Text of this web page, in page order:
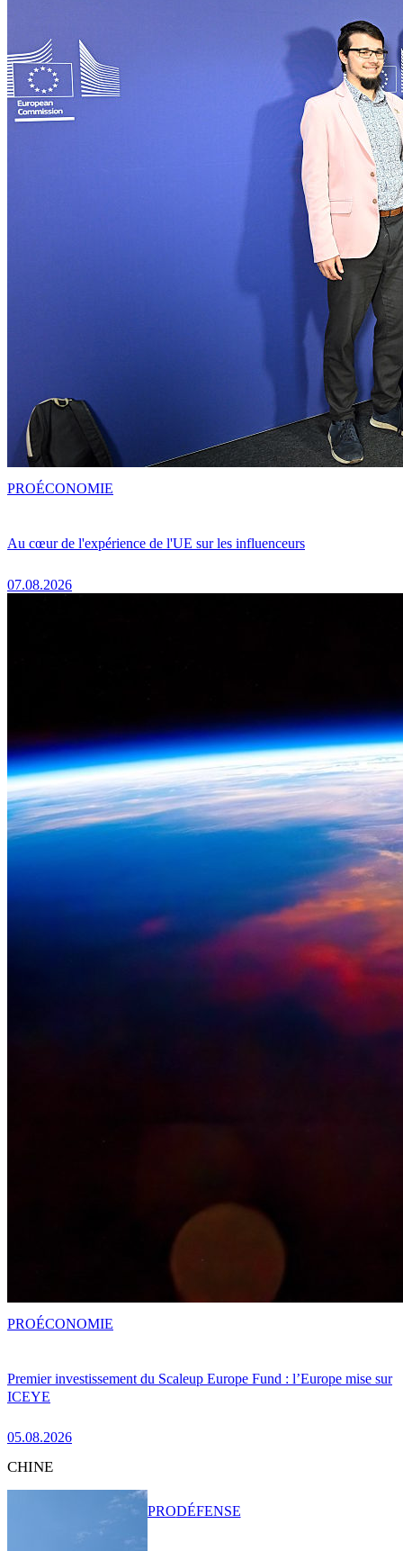
Au cœur de l'expérience de l'UE sur les influenceurs
07.08.2026
PROÉCONOMIE
Premier investissement du Scaleup Europe Fund : l’Europe mise sur
ICEYE
05.08.2026
PROÉCONOMIE
CHINE
PRODÉFENSE